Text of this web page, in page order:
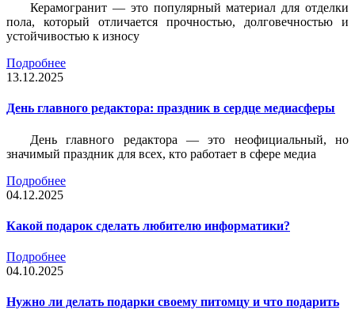
Керамогранит — это популярный материал для отделки
пола, который отличается прочностью, долговечностью и
устойчивостью к износу
Подробнее
13.12.2025
День главного редактора: праздник в сердце медиасферы
День главного редактора — это неофициальный, но
значимый праздник для всех, кто работает в сфере медиа
Подробнее
04.12.2025
Какой подарок сделать любителю информатики?
Подробнее
04.10.2025
Нужно ли делать подарки своему питомцу и что подарить